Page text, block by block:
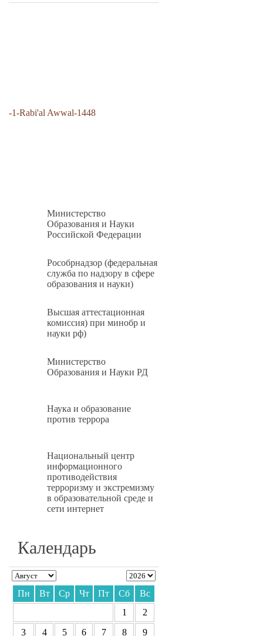
-1-Rabi'al Awwal-1448
Министерство
Образования и Науки
Российской Федерации
Рособрнадзор (федеральная
служба по надзору в сфере
образования и науки)
Высшая аттестационная
комиссия) при минобр и
науки рф)
Министерство
Образования и Науки РД
Наука и образование
против террора
Национальный центр
информационного
противодействия
терроризму и экстремизму
в образовательной среде и
сети интернет
Календарь
Пн Вт Ср Чт Пт Сб
Вс
1
2
3
4 5 6 7 8 9